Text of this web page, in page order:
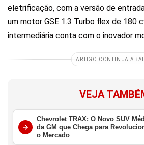
eletrificação, com a versão de
um motor GSE 1.3 Turbo flex de 180
intermediária conta com o inovador
ARTIGO CONTINUA
VEJA
Chevrolet TRAX: O Novo SUV
da GM que Chega para
o Mercado